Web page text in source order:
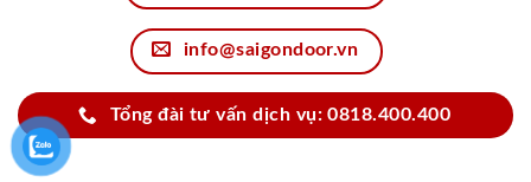
info@saigondoor.vn
Tổng đài tư vấn dịch vụ: 0818.400.400